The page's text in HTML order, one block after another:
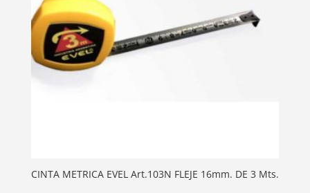
CINTA METRICA EVEL Art.103N FLEJE 16mm. DE 3 Mts.